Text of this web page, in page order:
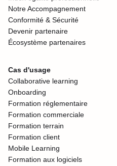
Notre Accompagnement
Conformité & Sécurité
Devenir partenaire
Écosystème partenaires
Cas d'usage
Collaborative learning
Onboarding
Formation réglementaire
Formation commerciale
Formation terrain
Formation client
Mobile Learning
Formation aux logiciels